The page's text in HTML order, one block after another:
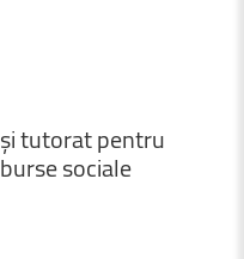
șitutoratpentru
bursesociale